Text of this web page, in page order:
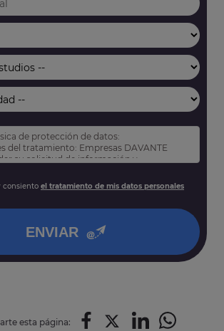
de protección de datos:
del tratamiento: Empresas DAVANTE
su solicitud de información y
acceder, rectificar y suprimir sus datos,
tal y como se explica en nuestra
consiento el tratamiento de mis datos personales
ENVIAR
esta página: